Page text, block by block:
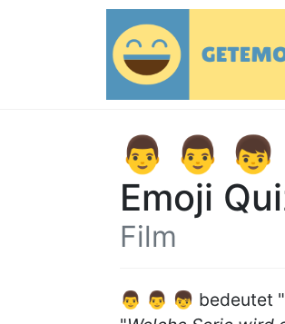
👨 👨 👦
Emoji
Film
👨 👨 👦 bedeutet "